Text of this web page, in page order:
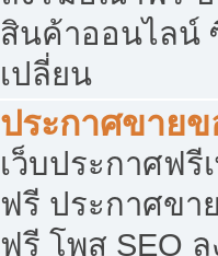
สินค้าออนไลน์
เปลี่ยน
ประกาศขายข
เว็บประกาศฟรี
ฟรี ประกาศขา
ฟรี โพส SEO